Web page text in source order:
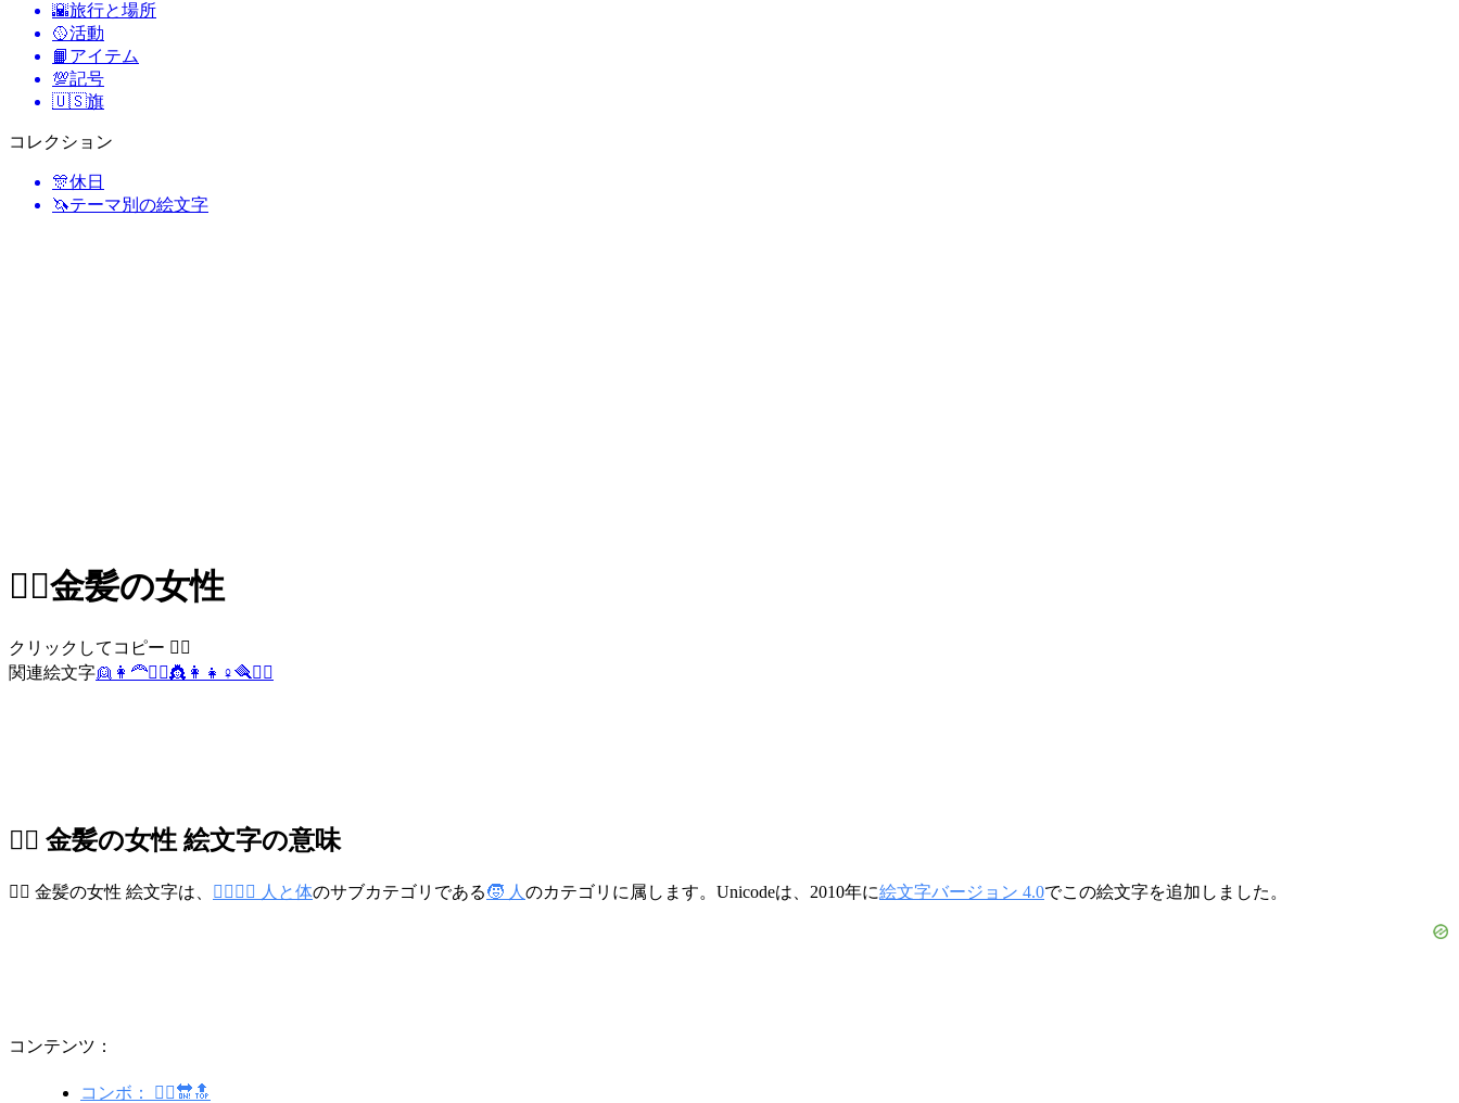
🌇旅行と場所
🥎活動
📙 アイテム
💯記号
🇺🇸旗
コレクション
🎊休日
🦄テーマ別の絵文字
👱‍♀️金髪の女性
クリックしてコピー 👱‍♀️
関連絵文字👱 👩‍🦰👱‍♂️👸 👩 👧 ♀️🪮🧔‍♀️
👱‍♀️ 金髪の女性 絵文字の意味
👱‍♀️ 金髪の女性 絵文字は、 👩‍❤️‍💋‍👨 人と体のサブカテゴリである🧒 人 のカテゴリに属します。Unicodeは、2010年に絵文字バージョン 4.0でこの絵文字を追加しました。
コンテンツ：
コンボ： 👱‍♀️🔛🔝